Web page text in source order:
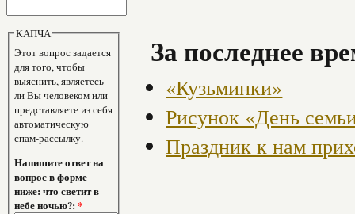
КАПЧА
Этот вопрос задается
для того, чтобы
выяснить, являетесь
ли Вы человеком или
представляете из себя
автоматическую
спам-рассылку.
Напишите ответ на
вопрос в форме
ниже: что светит в
небе ночью?:*
За последнее
«Кузьминки»
Рисунок «День
Праздник к нам